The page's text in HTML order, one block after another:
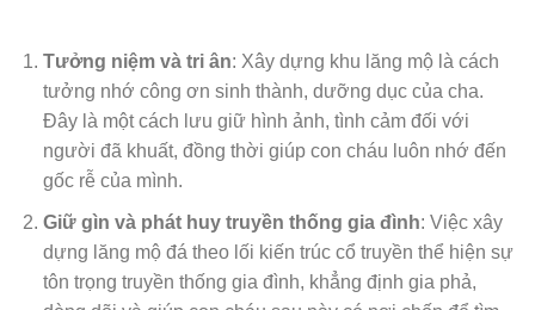
Tưởng niệm và tri ân: Xây dựng khu lăng mộ là cách
tưởng nhớ công ơn sinh thành, dưỡng dục của cha.
Đây là một cách lưu giữ hình ảnh, tình cảm đối với
người đã khuất, đồng thời giúp con cháu luôn nhớ đến
gốc rễ của mình.
Giữ gìn và phát huy truyền thống gia đình: Việc xây
dựng lăng mộ đá theo lối kiến trúc cổ truyền thể hiện sự
tôn trọng truyền thống gia đình, khẳng định gia phả,